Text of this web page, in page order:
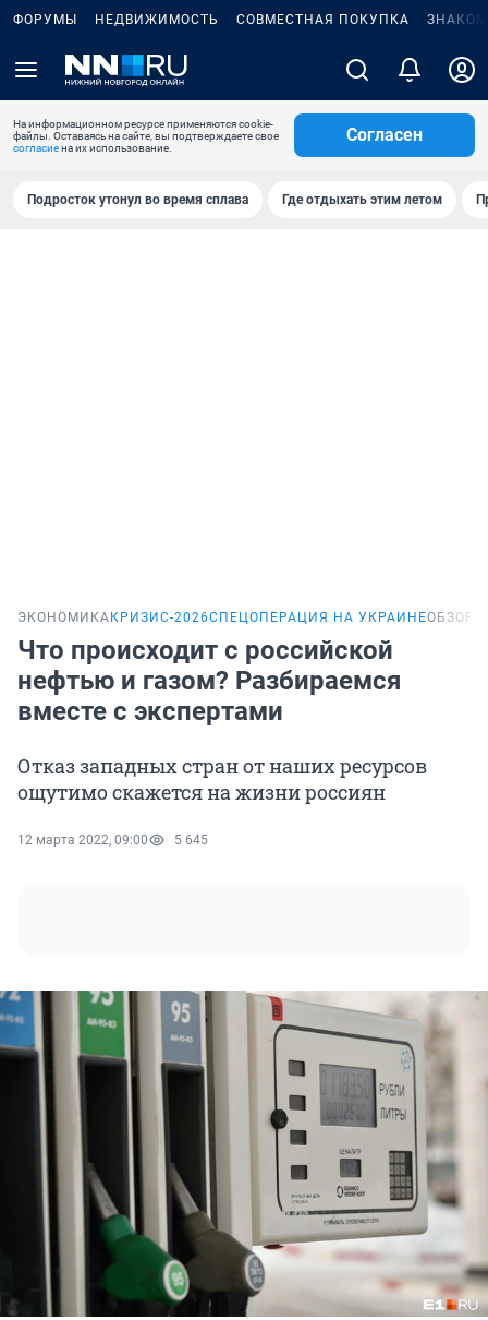
ФОРУМЫ НЕДВИЖИМОСТЬ СОВМЕСТНАЯ ПОКУПКА
На информационном ресурсе применяются cookie-
файлы. Оставаясь на сайте, вы подтверждаете свое
согласиена их использование.
Согласен
Подросток утонул во время сплава Где отдыхать этим летом
ЭКОНОМИКА КРИЗИС-2026СПЕЦОПЕРАЦИЯ НА УКРАИНЕОБЗОР
Что происходит с российской
нефтью и газом? Разбираемся
вместе с экспертами
Отказ западных стран от наших ресурсов
ощутимо скажется на жизни россиян
12 марта 2022, 09:00 5 645